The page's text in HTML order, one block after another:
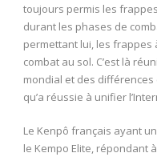
toujours permis les
durant les phases de
permettant lui, les frappes
combat au sol. C’est là
mondial et des
qu’a réussie à unifier
Le Kenpô français ayant
le Kempo Elite, répondant